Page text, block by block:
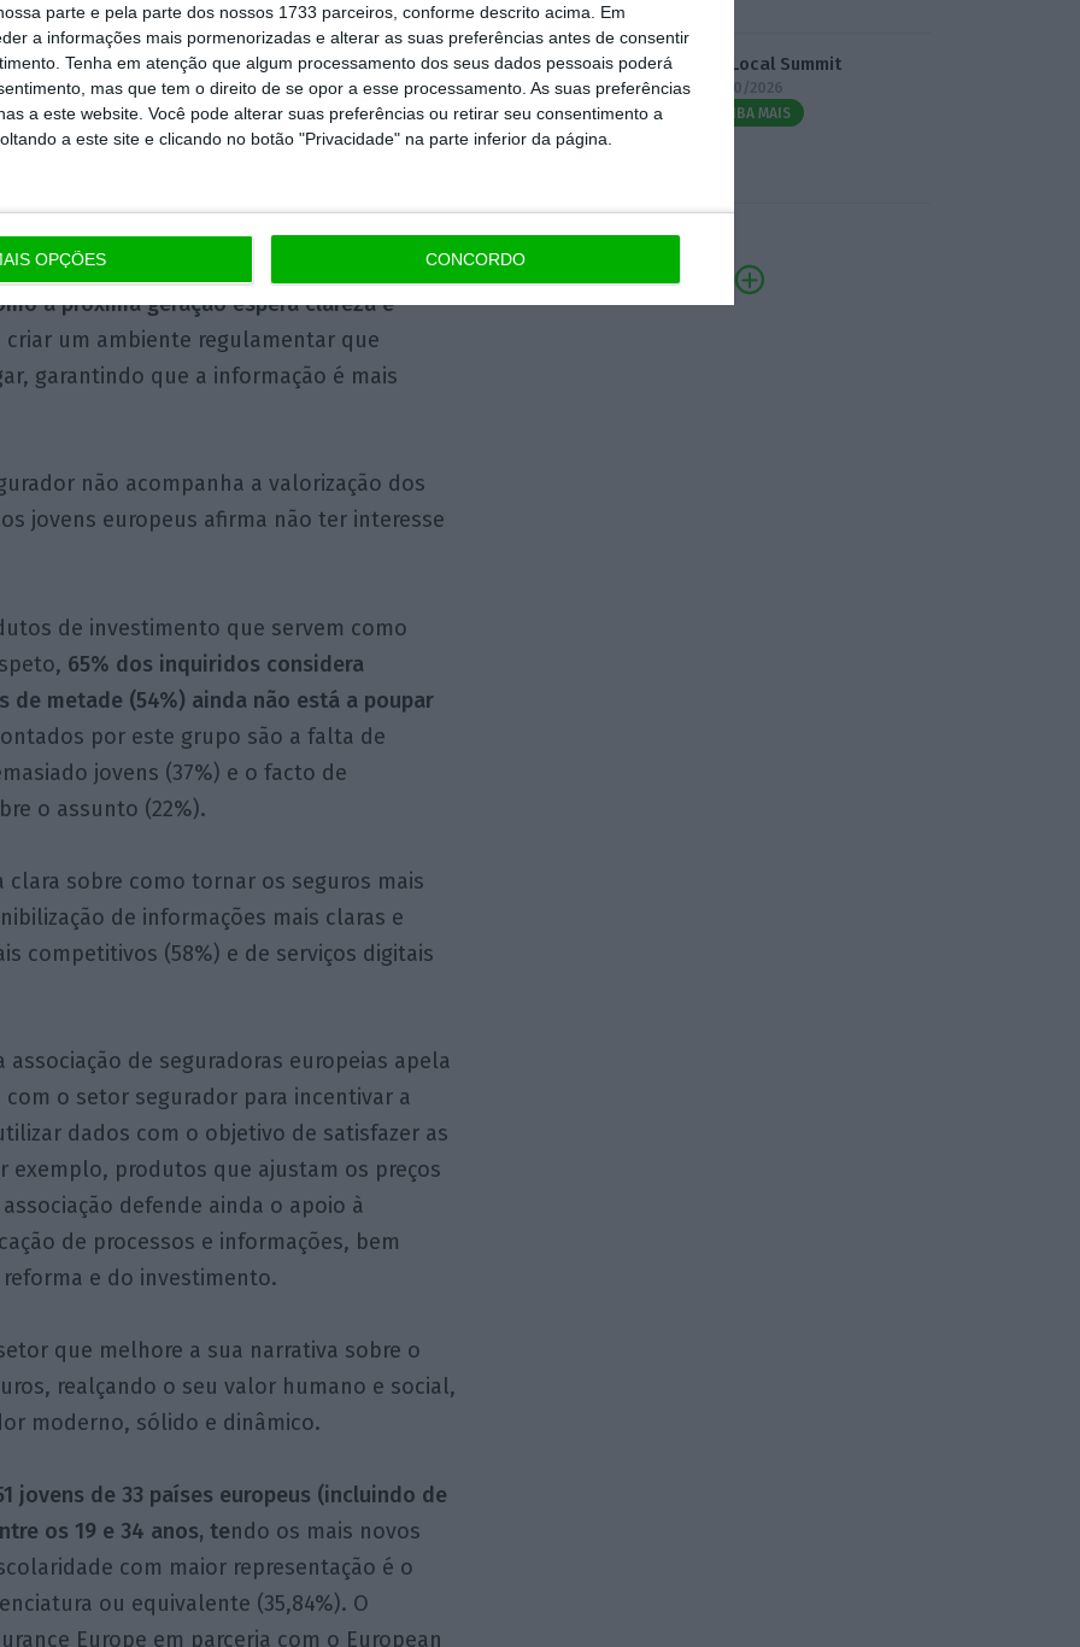
parte e pela parte dos nossos 1733 parceiros, conforme descrito acima. Em
a informações mais pormenorizadas e alterar as suas preferências antes de consentir
Tenha em atenção que algum processamento dos seus dados pessoais poderá
mas que tem o direito de se opor a esse processamento. As suas preferências
a este website. Você pode alterar suas preferências ou retirar seu consentimento a
a este site e clicando no botão "Privacidade" na parte inferior da página.
OPÇÕES CONCORDO
que os seguros desempenhem na sua
além da simples indemnização em caso de
devem ser ativas na promoção de
numa presença mais próxima. Além
dados com as empresas.
compreendem a importância dos
diretora-geral da Insurance Europe. “
Dá-
a próxima geração espera clareza e
criar um ambiente regulamentar que
garantindo que a informação é mais
não acompanha a valorização dos
jovens europeus afirma não ter interesse
de investimento que servem como
65% dos inquiridos considera
metade (54%) ainda não está a poupar
por este grupo são a falta de
jovens (37%) e o facto de
o assunto (22%).
sobre como tornar os seguros mais
de informações mais claras e
competitivos (58%) e de serviços digitais
de seguradoras europeias apela
o setor segurador para incentivar a
dados com o objetivo de satisfazer as
produtos que ajustam os preços
defende ainda o apoio à
de processos e informações, bem
e do investimento.
que melhore a sua narrativa sobre o
realçando o seu valor humano e social,
moderno, sólido e dinâmico.
jovens de 33 países europeus (incluindo de
os 19 e 34 anos, tendo os mais novos
com maior representação é o
ou equivalente (35,84%). O
Europe em parceria com o European
3.º Local Summit
07/10/2026
SAIBA MAIS